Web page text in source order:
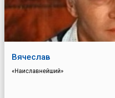
Вячеслав
«Наиславнейший»